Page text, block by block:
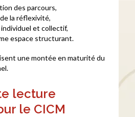
des parcours,
la réflexivité,
et collectif,
espace structurant.
une montée en maturité du
lecture
le CICM